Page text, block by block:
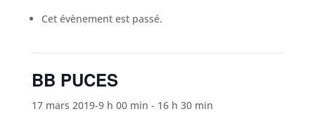
Cet évènement est passé.
BB PUCES
17 mars 2019-9 h 00 min - 16 h 30 min